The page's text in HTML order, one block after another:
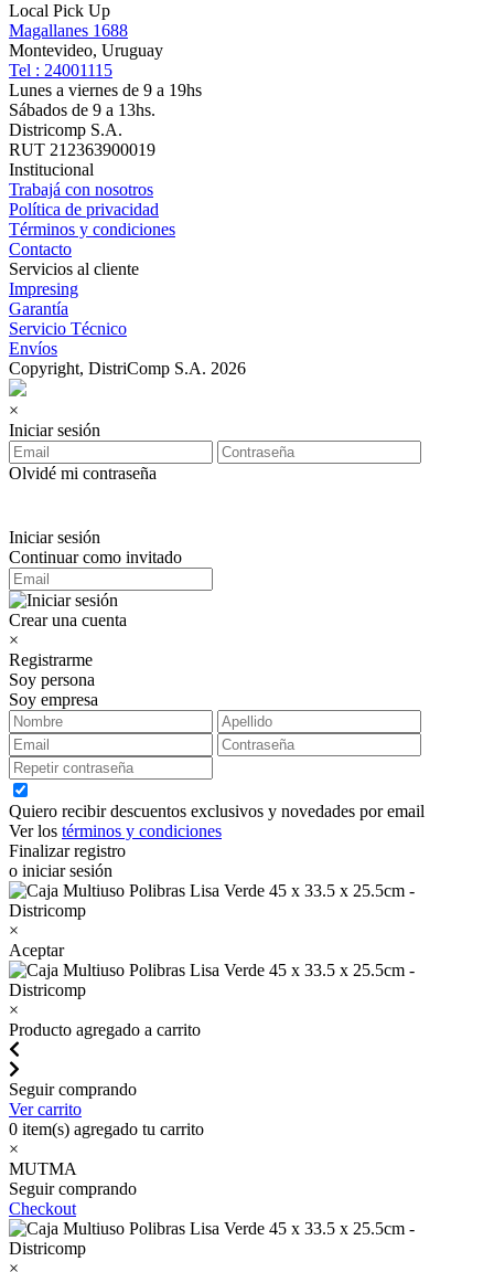
Local Pick Up
Magallanes 1688
Montevideo, Uruguay
Tel : 24001115
Lunes a viernes de 9 a 19hs
Sábados de 9 a 13hs.
Districomp S.A.
RUT 212363900019
Institucional
Trabajá con nosotros
Política de privacidad
Términos y condiciones
Contacto
Servicios al cliente
Impresing
Garantía
Servicio Técnico
Envíos
Copyright, DistriComp S.A. 2026
×
Iniciar sesión
Olvidé mi contraseña
Iniciar sesión
Continuar como invitado
Crear una cuenta
×
Registrarme
Soy persona
Soy empresa
Quiero recibir descuentos exclusivos y novedades por email
Ver los términos y condiciones
Finalizar registro
o iniciar sesión
×
Aceptar
×
Producto agregado a carrito
Seguir comprando
Ver carrito
0 item(s) agregado tu carrito
×
MUTMA
Seguir comprando
Checkout
×